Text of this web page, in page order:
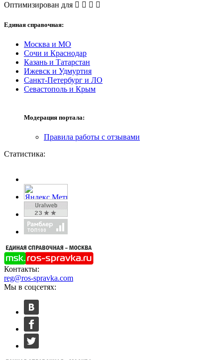
Оптимизирован для
Единая справочная:
Москва и МО
Сочи и Краснодар
Казань и Татарстан
Ижевск и Удмуртия
Санкт-Петербург и ЛО
Севастополь и Крым
Модерация портала:
Правила работы с отзывами
Статистика:
Контакты:
reg@ros-spravka.com
Мы в соцсетях: